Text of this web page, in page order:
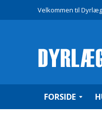
Velkommen til
FORSIDE